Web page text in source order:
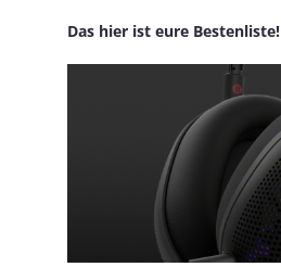
Das hier ist eure Bestenliste!